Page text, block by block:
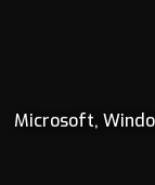
Microsoft,